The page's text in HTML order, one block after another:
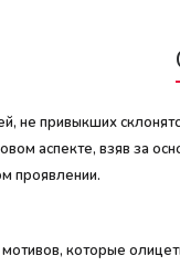
не привыкших
аспекте, взяв за
проявлении.
которые